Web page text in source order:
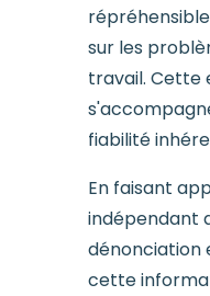
sur les
travail. Cette
fiabilité
En faisant
indépendant
dénonciation
cette